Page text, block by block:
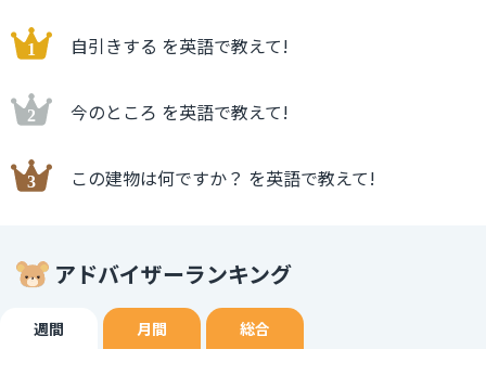
自引きする を英語で教えて!
今のところ を英語で教えて!
この建物は何ですか？ を英語で教えて!
アドバイザーランキング
週間 月間 総合